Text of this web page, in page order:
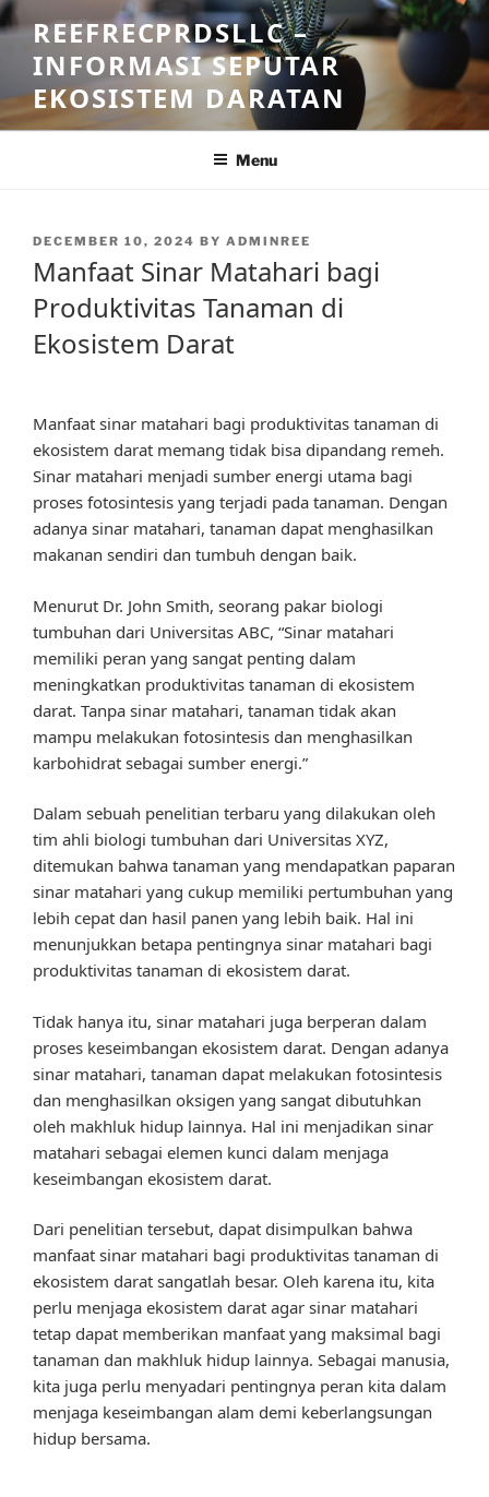
Skip
to
content
REEFRECPRDSLLC –
INFORMASI SEPUTAR
EKOSISTEM DARATAN
Menu
POSTED
DECEMBER 10, 2024 BY ADMINREE
Manfaat Sinar Matahari bagi
Produktivitas Tanaman di
Ekosistem Darat
Manfaat sinar matahari bagi produktivitas tanaman di
ekosistem darat memang tidak bisa dipandang remeh.
Sinar matahari menjadi sumber energi utama bagi
proses fotosintesis yang terjadi pada tanaman. Dengan
adanya sinar matahari, tanaman dapat menghasilkan
makanan sendiri dan tumbuh dengan baik.
Menurut Dr. John Smith, seorang pakar biologi
tumbuhan dari Universitas ABC, “Sinar matahari
memiliki peran yang sangat penting dalam
meningkatkan produktivitas tanaman di ekosistem
darat. Tanpa sinar matahari, tanaman tidak akan
mampu melakukan fotosintesis dan menghasilkan
karbohidrat sebagai sumber energi.”
Dalam sebuah penelitian terbaru yang dilakukan oleh
tim ahli biologi tumbuhan dari Universitas XYZ,
ditemukan bahwa tanaman yang mendapatkan paparan
sinar matahari yang cukup memiliki pertumbuhan yang
lebih cepat dan hasil panen yang lebih baik. Hal ini
menunjukkan betapa pentingnya sinar matahari bagi
produktivitas tanaman di ekosistem darat.
Tidak hanya itu, sinar matahari juga berperan dalam
proses keseimbangan ekosistem darat. Dengan adanya
sinar matahari, tanaman dapat melakukan fotosintesis
dan menghasilkan oksigen yang sangat dibutuhkan
oleh makhluk hidup lainnya. Hal ini menjadikan sinar
matahari sebagai elemen kunci dalam menjaga
keseimbangan ekosistem darat.
Dari penelitian tersebut, dapat disimpulkan bahwa
manfaat sinar matahari bagi produktivitas tanaman di
ekosistem darat sangatlah besar. Oleh karena itu, kita
perlu menjaga ekosistem darat agar sinar matahari
tetap dapat memberikan manfaat yang maksimal bagi
tanaman dan makhluk hidup lainnya. Sebagai manusia,
kita juga perlu menyadari pentingnya peran kita dalam
menjaga keseimbangan alam demi keberlangsungan
hidup bersama.